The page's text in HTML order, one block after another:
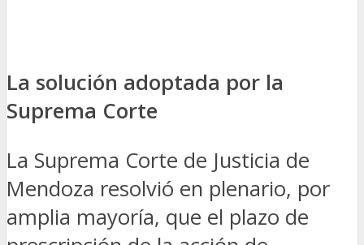
La solución adoptada por la
Suprema Corte
La Suprema Corte de Justicia de
Mendoza resolvió en plenario, por
amplia mayoría, que el plazo de